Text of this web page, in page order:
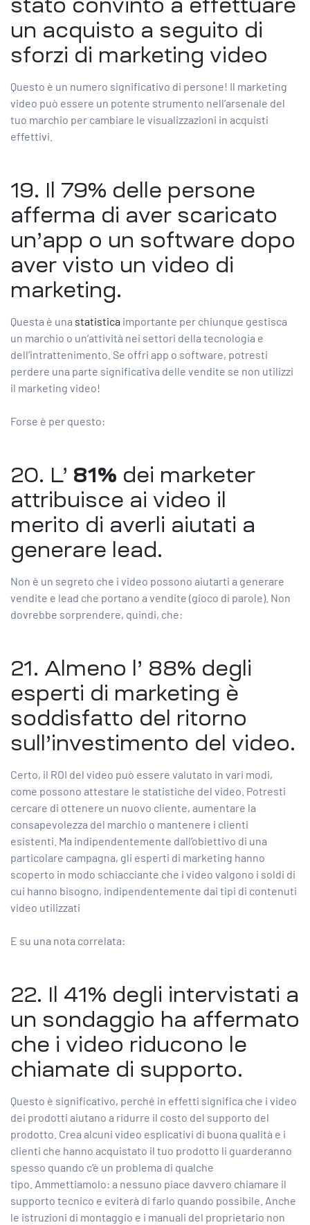
stato convinto a effettuare
un acquisto a seguito di
sforzi di marketing video
Questo è un numero significativo di persone! Il marketing
video può essere un potente strumento nell’arsenale del
tuo marchio per cambiare le visualizzazioni in acquisti
effettivi.
19. Il 79% delle persone
afferma di aver scaricato
un’app o un software dopo
aver visto un video di
marketing.
Questa è una statistica importante per chiunque gestisca
un marchio o un’attività nei settori della tecnologia e
dell’intrattenimento. Se offri app o software, potresti
perdere una parte significativa delle vendite se non utilizzi
il marketing video!
Forse è per questo:
20. L’ 81% dei marketer
attribuisce ai video il
merito di averli aiutati a
generare lead.
Non è un segreto che i video possono aiutarti a generare
vendite e lead che portano a vendite (gioco di parole). Non
dovrebbe sorprendere, quindi, che:
21. Almeno l’ 88% degli
esperti di marketing è
soddisfatto del ritorno
sull’investimento del video.
Certo, il ROI del video può essere valutato in vari modi,
come possono attestare le statistiche del video. Potresti
cercare di ottenere un nuovo cliente, aumentare la
consapevolezza del marchio o mantenere i clienti
esistenti. Ma indipendentemente dall’obiettivo di una
particolare campagna, gli esperti di marketing hanno
scoperto in modo schiacciante che i video valgono i soldi di
cui hanno bisogno, indipendentemente dai tipi di contenuti
video utilizzati
E su una nota correlata:
22. Il 41% degli intervistati a
un sondaggio ha affermato
che i video riducono le
chiamate di supporto.
Questo è significativo, perché in effetti significa che i video
dei prodotti aiutano a ridurre il costo del supporto del
prodotto. Crea alcuni video esplicativi di buona qualità e i
clienti che hanno acquistato il tuo prodotto li guarderanno
spesso quando c’è un problema di qualche
tipo. Ammettiamolo: a nessuno piace davvero chiamare il
supporto tecnico e eviterà di farlo quando possibile. Anche
le istruzioni di montaggio e i manuali del proprietario non